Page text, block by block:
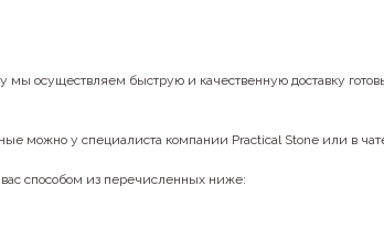
осуществляем быструю и качественную доставку
можно у специалиста компании Practical Stone или в
способом из перечисленных ниже: